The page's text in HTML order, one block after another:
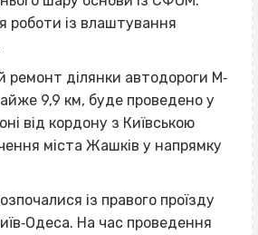
роботи із влаштування
ремонт ділянки автодороги М‐
9,9 км, буде проведено у
від кордону з Київською
міста Жашків у напрямку
із правого проїзду
На час проведення